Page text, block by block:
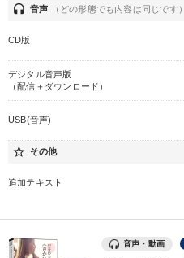
headset 音声 （どの形態でも内容は同じです）
CD版
デジタル音声版
（配信＋ダウンロード）
USB(音声)
star_border その他
追加テキスト
音声・動画